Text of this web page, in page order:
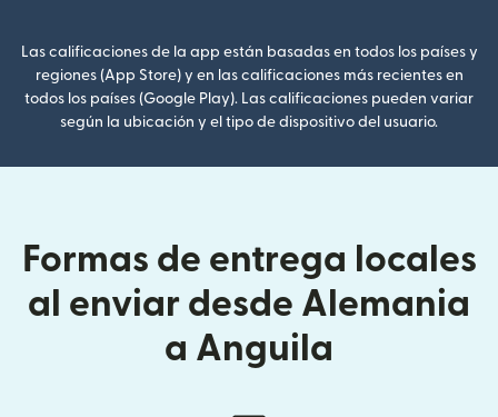
Las calificaciones de la app están basadas en todos los países y
regiones (App Store) y en las calificaciones más recientes en
todos los países (Google Play). Las calificaciones pueden variar
según la ubicación y el tipo de dispositivo del usuario.
Formas de entrega locales
al enviar desde Alemania
a Anguila